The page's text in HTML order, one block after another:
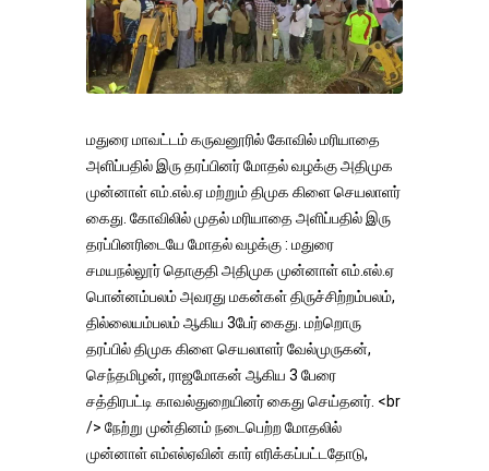
மதுரை மாவட்டம் கருவனூரில் கோவில் மரியாதை
அளிப்பதில் இரு தரப்பினர் மோதல் வழக்கு அதிமுக
முன்னாள் எம்.எல்.ஏ மற்றும் திமுக கிளை செயலாளர்
கைது. கோவிலில் முதல் மரியாதை அளிப்பதில் இரு
தரப்பினரிடையே மோதல் வழக்கு : மதுரை
சமயநல்லூர் தொகுதி அதிமுக முன்னாள் எம்.எல்.ஏ
பொன்னம்பலம் அவரது மகன்கள் திருச்சிற்றம்பலம்,
தில்லையம்பலம் ஆகிய 3பேர் கைது. மற்றொரு
தரப்பில் திமுக கிளை செயலாளர் வேல்முருகன்,
செந்தமிழன், ராஜமோகன் ஆகிய 3 பேரை
சத்திரபட்டி காவல்துறையினர் கைது செய்தனர். <br
/> நேற்று முன்தினம் நடைபெற்ற மோதலில்
முன்னாள் எம்எல்ஏவின் கார் எரிக்கப்பட்டதோடு,